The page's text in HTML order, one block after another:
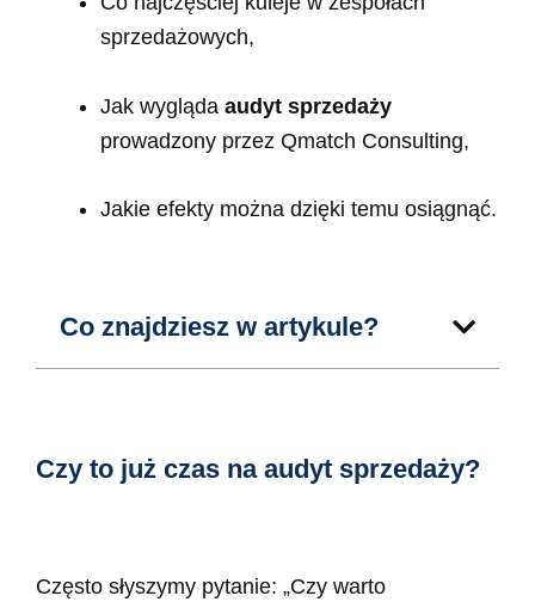
sprzedażowych,
Jak wygląda audyt sprzedaży
prowadzony przez Qmatch Consulting,
Jakie efekty można dzięki temu osiągnąć.
Co znajdziesz w artykule?
Czy to już czas na audyt sprzedaży?
Często słyszymy pytanie: „Czy warto